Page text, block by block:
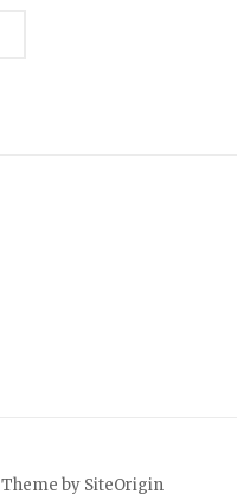
Theme by SiteOrigin